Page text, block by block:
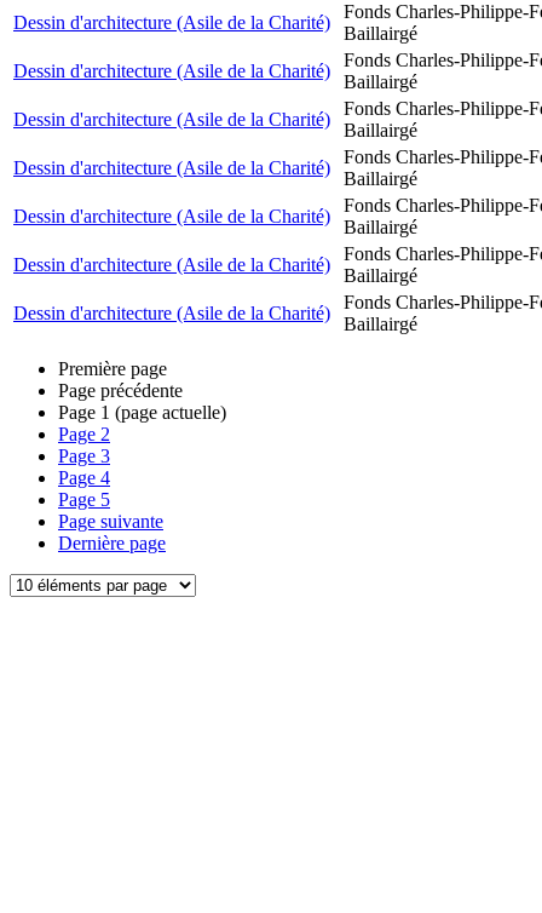
Dessin d'architecture (Asile de la Charité)
Fonds Charles-Philippe-
Baillairgé
Dessin d'architecture (Asile de la Charité)
Fonds Charles-Philippe-
Baillairgé
Dessin d'architecture (Asile de la Charité)
Fonds Charles-Philippe-
Baillairgé
Dessin d'architecture (Asile de la Charité)
Fonds Charles-Philippe-
Baillairgé
Dessin d'architecture (Asile de la Charité)
Fonds Charles-Philippe-
Baillairgé
Dessin d'architecture (Asile de la Charité)
Fonds Charles-Philippe-
Baillairgé
Dessin d'architecture (Asile de la Charité)
Fonds Charles-Philippe-
Baillairgé
Première page
Page précédente
Page 1 (page actuelle)
Page 2
Page 3
Page 4
Page 5
Page suivante
Dernière page